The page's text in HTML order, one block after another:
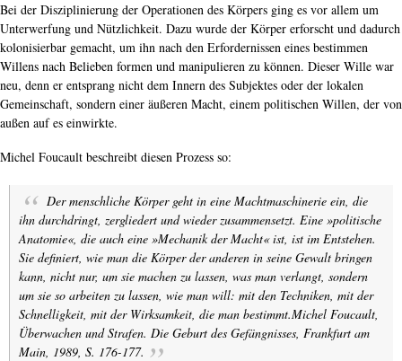
Bei der Disziplinierung der Operationen des Körpers ging es vor allem um
Unterwerfung und Nützlichkeit. Dazu wurde der Körper erforscht und dadurch
kolonisierbar gemacht, um ihn nach den Erfordernissen eines bestimmen
Willens nach Belieben formen und manipulieren zu können. Dieser Wille war
neu, denn er entsprang nicht dem Innern des Subjektes oder der lokalen
Gemeinschaft, sondern einer äußeren Macht, einem politischen Willen, der von
außen auf es einwirkte.
Michel Foucault beschreibt diesen Prozess so:
Der menschliche Körper geht in eine Machtmaschinerie ein, die
ihn durchdringt, zergliedert und wieder zusammensetzt. Eine »politische
Anatomie«, die auch eine »Mechanik der Macht« ist, ist im Entstehen.
Sie definiert, wie man die Körper der anderen in seine Gewalt bringen
kann, nicht nur, um sie machen zu lassen, was man verlangt, sondern
um sie so arbeiten zu lassen, wie man will: mit den Techniken, mit der
Schnelligkeit, mit der Wirksamkeit, die man bestimmt.Michel Foucault,
Überwachen und Strafen. Die Geburt des Gefängnisses, Frankfurt am
Main, 1989, S. 176-177.